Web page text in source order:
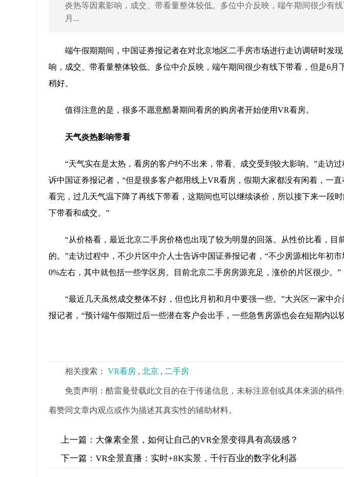
炎热等因素影响，成交、带看量整体较低。多位中介反映，端午期间很少有
月...
端午假期期间，中国证券报记者在对北京地区二手房市场进行走访调研时发
响，成交、带看量整体较低。多位中介反映，端午期间很少有线下带看，但是6月
稍好。
值得注意的是，很多不愿意酷暑期间看房的购房者开始使用VR看房。
天气炎热影响带看
“天气实在是太热，看房的客户约不出来，带看、成交受到较大影响。”走访
诉中国证券报记者，“但是很多客户都用线上VR看房，假期大家都没有闲着，一
看完，过几天气温下降了再线下带看，这期间也可以继续谈价，所以接下来一段
下带看和成交。”
“从价格看，最近北京二手房价格也出现了较为明显的回落。从性价比看，目
的。”走访过程中，不少片区中介人士告诉中国证券报记者，“不少房源相比年初
0%左右，其中就包括一些学区房。目前北京二手房房源充足，涨价的片区很少。”
“最近几天虽然成交整体不好，但也比月初和月中要强一些。”大兴区一家中
报记者，“预计端午假期过后一些潜在客户会出手，一些急售房源也会在短期内以
相关搜索： VR看房 , 北京 , 二手房
免责声明：酷雷曼登载此文目的在于传递信息，未标注原创或具体来源的稿
着赞同文章内观点或作为描述其真实性的辅助材料。
上一篇： 大像素全景，如何让自己的VR全景变得具有高级感？
下一篇： VR全景直播：实时+8K实景，千行百业的数字化利器